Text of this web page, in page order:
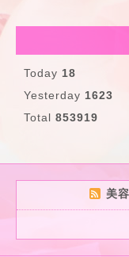
Today 18
Yesterday 1623
Total 853919
美